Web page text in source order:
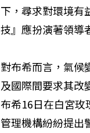
下，尋求對環境有
技』應扮演著領導
對布希而言，氣候
及國際間要求其改
布希16日在白宮玫
管理機構紛紛提出